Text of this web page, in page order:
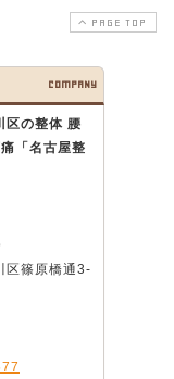
PAGE TOP
COMPANY
区の整体 腰
「名古屋整
区篠原橋通3-